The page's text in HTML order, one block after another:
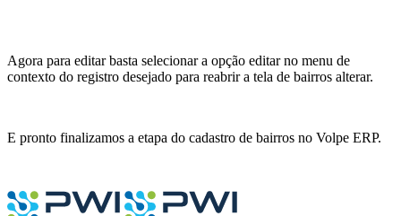
Agora para editar basta selecionar a opção editar no menu de
contexto do registro desejado para reabrir a tela de bairros alterar.
E pronto finalizamos a etapa do cadastro de bairros no Volpe ERP.